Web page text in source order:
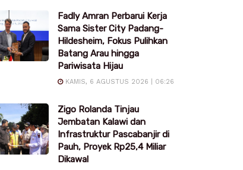
Fadly Amran Perbarui Kerja
Sama Sister City Padang-
Hildesheim, Fokus Pulihkan
Batang Arau hingga
Pariwisata Hijau
KAMIS, 6 AGUSTUS 2026 | 06:26
Zigo Rolanda Tinjau
Jembatan Kalawi dan
Infrastruktur Pascabanjir di
Pauh, Proyek Rp25,4 Miliar
Dikawal